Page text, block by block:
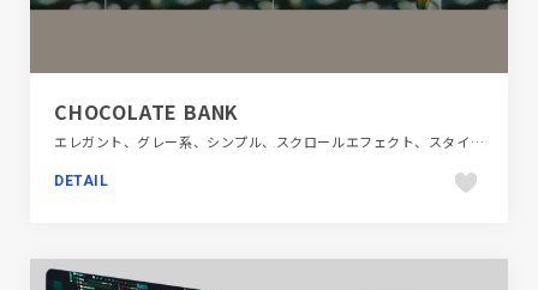
CHOCOLATE BANK
エレガント、グレー系、シンプル、スクロールエフェクト、スタイリッシュ、ブラウン系、ブラック系 、モーション多め、大きめ写真、施設・店舗サイト、飲料・食品、飲食店・グルメ・ウェディング
DETAIL